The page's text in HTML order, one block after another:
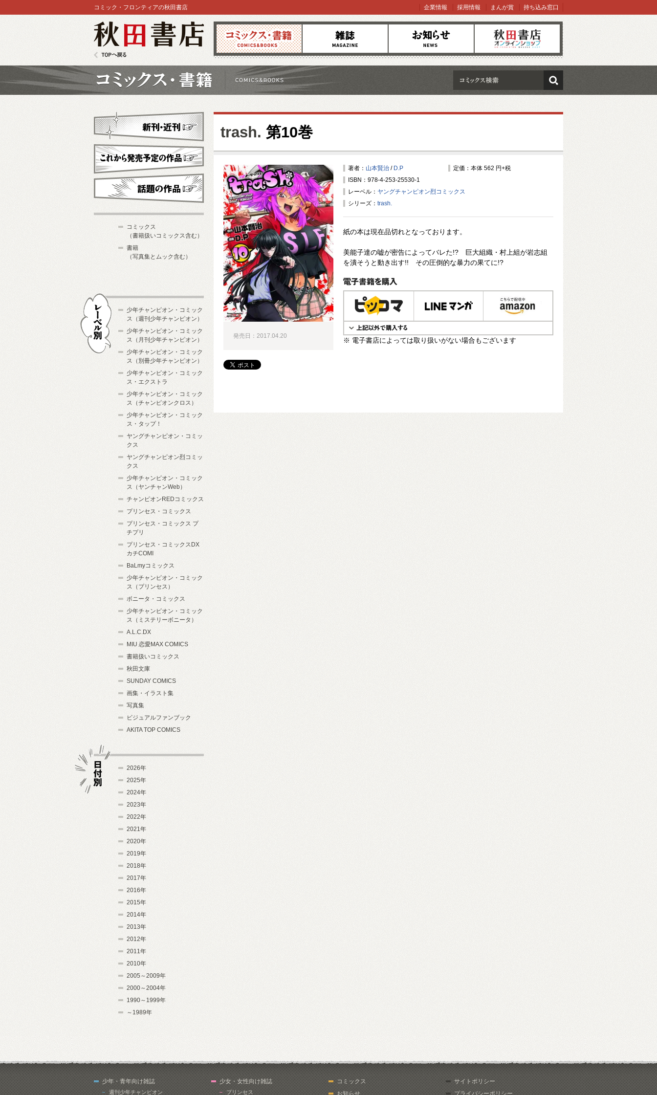
コミックス 雑誌 お知らせ オンラインショップ
コミック・フロンティアの秋田書店 企業情報 採用情報 まんが賞 持ち込み窓口
検索
trash. 第10巻
著者： 山本賢治 / D.P
定価：本体 562 円+税
ISBN：978-4-253-25530-1
レーベル： ヤングチャンピオン烈コミックス
シリーズ： trash.
紙の本は現在品切れとなっております。
美能子達の嘘が密告によってバレた!? 巨大組織・村上組が岩志組
を潰そうと動き出す!! その圧倒的な暴力の果てに!?
電子書籍で購入
※ 電子書店によっては取り扱いがない場合もございます
発売日：2017.04.20
新刊・近刊
これから発売予定
コミックス
（書籍扱いコミックス含む）
書籍
（写真集とムック含む）
少年チャンピオン・コミック
ス（週刊少年チャンピオン）
少年チャンピオン・コミック
ス（月刊少年チャンピオン）
少年チャンピオン・コミック
ス（別冊少年チャンピオン）
少年チャンピオン・コミック
ス・エクストラ
少年チャンピオン・コミック
ス（チャンピオンクロス）
少年チャンピオン・コミック
ス・タップ！
ヤングチャンピオン・コミッ
クス
ヤングチャンピオン烈コミッ
クス
少年チャンピオン・コミック
ス（ヤンチャンWeb）
チャンピオンREDコミックス
プリンセス・コミックス
プリンセス・コミックス プ
チプリ
プリンセス・コミックスDX
カチCOMI
BaLmyコミックス
少年チャンピオン・コミック
ス（プリンセス）
ボニータ・コミックス
少年チャンピオン・コミック
ス（ミステリーボニータ）
A.L.C.DX
MIU 恋愛MAX COMICS
書籍扱いコミックス
秋田文庫
SUNDAY COMICS
画集・イラスト集
写真集
ビジュアルファンブック
AKITA TOP COMICS
2026年
2025年
2024年
2023年
2022年
2021年
2020年
2019年
2018年
2017年
2016年
2015年
2014年
2013年
2012年
2011年
2010年
2005～2009年
2000～2004年
1990～1999年
～1989年
少年・青年向け雑誌
週刊少年チャンピオン
少女・女性向け雑誌
プリンセス
コミックス
お知らせ
サイトポリシー
プライバシーポリシー